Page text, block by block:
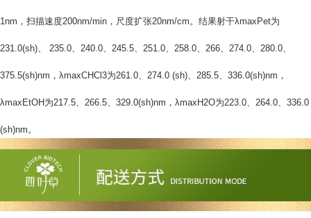
1nm，扫描速度200nm/min，尺度扩张20nm/cm。结果射干λmaxPet为
231.0(sh)、 235.0、240.0、245.5、251.0、258.0、266、274.0、280.0、
375.5(sh)nm，λmaxCHCl3为261.0、274.0 (sh)、285.5、336.0(sh)nm，
λmaxEtOH为217.5、266.5、329.0(sh)nm，λmaxH2O为223.0、264.0、336.0
(sh)nm。